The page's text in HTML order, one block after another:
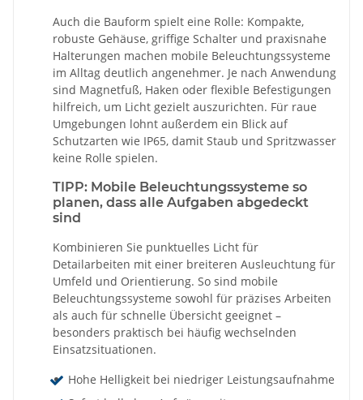
Auch die Bauform spielt eine Rolle: Kompakte,
robuste Gehäuse, griffige Schalter und praxisnahe
Halterungen machen mobile Beleuchtungssysteme
im Alltag deutlich angenehmer. Je nach Anwendung
sind Magnetfuß, Haken oder flexible Befestigungen
hilfreich, um Licht gezielt auszurichten. Für raue
Umgebungen lohnt außerdem ein Blick auf
Schutzarten wie IP65, damit Staub und Spritzwasser
keine Rolle spielen.
TIPP: Mobile Beleuchtungssysteme so
planen, dass alle Aufgaben abgedeckt
sind
Kombinieren Sie punktuelles Licht für
Detailarbeiten mit einer breiteren Ausleuchtung für
Umfeld und Orientierung. So sind mobile
Beleuchtungssysteme sowohl für präzises Arbeiten
als auch für schnelle Übersicht geeignet –
besonders praktisch bei häufig wechselnden
Einsatzsituationen.
Hohe Helligkeit bei niedriger Leistungsaufnahme